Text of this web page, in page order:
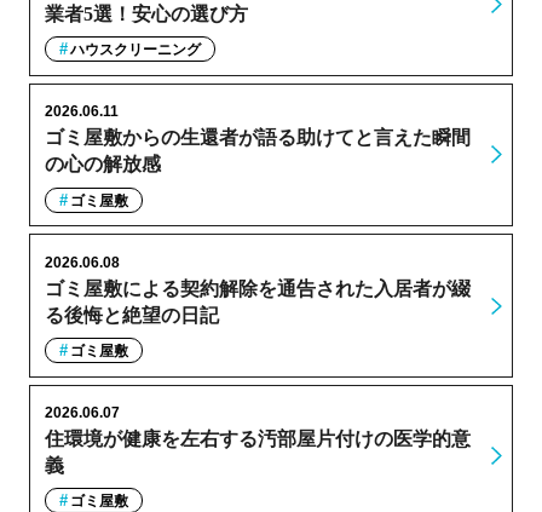
業者5選！安心の選び方
ハウスクリーニング
ゴミ屋敷からの生還者が語る助けてと言えた瞬間
の心の解放感
2026.06.11
ゴミ屋敷
ゴミ屋敷による契約解除を通告された入居者が綴
る後悔と絶望の日記
2026.06.08
ゴミ屋敷
住環境が健康を左右する汚部屋片付けの医学的意
義
2026.06.07
ゴミ屋敷